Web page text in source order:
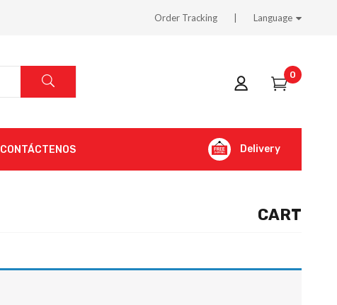
Order Tracking Language
0
CONTÁCTENOS Delivery
CART